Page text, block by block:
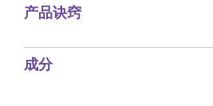
产品诀窍
成分